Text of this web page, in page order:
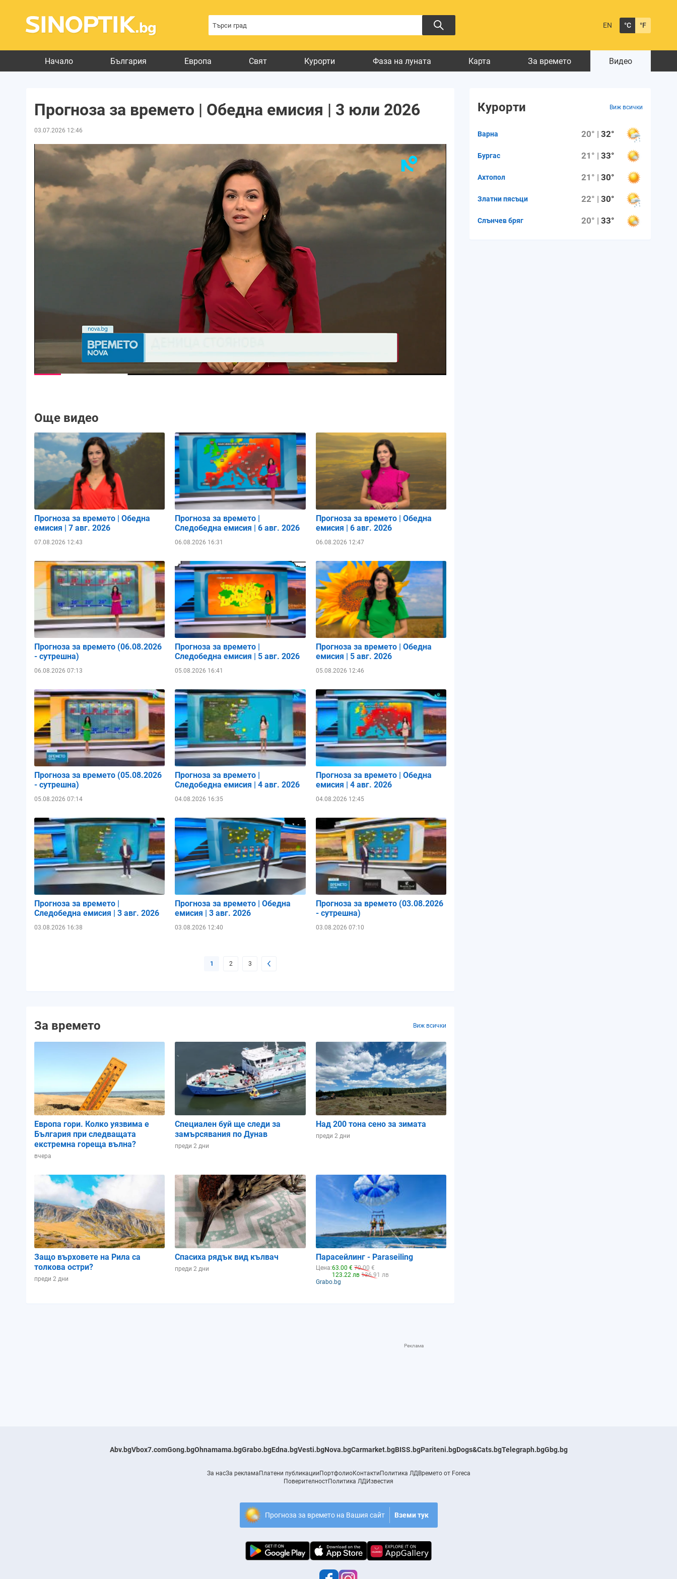
EN °C °F
Начало България Европа Свят Курорти Фаза на луната Карта За времето Видео
Прогноза за времето | Обедна емисия | 3 юли 2026
03.07.2026 12:46
Още видео
Прогноза за времето | Обедна
емисия | 7 авг. 2026
07.08.2026 12:43
Прогноза за времето |
Следобедна емисия | 6 авг. 2026
06.08.2026 16:31
Прогноза за времето | Обедна
емисия | 6 авг. 2026
06.08.2026 12:47
Прогноза за времето (06.08.2026
- сутрешна)
06.08.2026 07:13
Прогноза за времето |
Следобедна емисия | 5 авг. 2026
05.08.2026 16:41
Прогноза за времето | Обедна
емисия | 5 авг. 2026
05.08.2026 12:46
Прогноза за времето (05.08.2026
- сутрешна)
05.08.2026 07:14
Прогноза за времето |
Следобедна емисия | 4 авг. 2026
04.08.2026 16:35
Прогноза за времето | Обедна
емисия | 4 авг. 2026
04.08.2026 12:45
Прогноза за времето |
Следобедна емисия | 3 авг. 2026
03.08.2026 16:38
Прогноза за времето | Обедна
емисия | 3 авг. 2026
03.08.2026 12:40
Прогноза за времето (03.08.2026
- сутрешна)
03.08.2026 07:10
1 2 3
За времето Виж всички
Европа гори. Колко уязвима е
България при следващата
екстремна гореща вълна?
вчера
Специален буй ще следи за
замърсявания по Дунав
преди 2 дни
Над 200 тона сено за зимата
преди 2 дни
Защо върховете на Рила са
толкова остри?
преди 2 дни
Спасиха рядък вид кълвач
преди 2 дни
Парасейлинг - Paraseiling
Цена:63.00 € 70.00 €
123.22 лв 136.91 лв
Grabo.bg
Курорти Виж всички
Варна 20° |32°
Бургас 21° |33°
Ахтопол 21° |30°
Златни пясъци 22° |30°
Слънчев бряг 20° |33°
Abv.bgVbox7.comGong.bgOhnamama.bgGrabo.bgEdna.bgVesti.bgNova.bgCarmarket.bgBISS.bgPariteni.bgDogs&Cats.bgTelegraph.bgGbg.bg
За насЗа рекламаПлатени публикацииПортфолиоКонтактиПолитика ЛДВремето от Foreca
ПоверителностПолитика ЛДИзвестия
Прогноза за времето на Вашия сайт Вземи тук